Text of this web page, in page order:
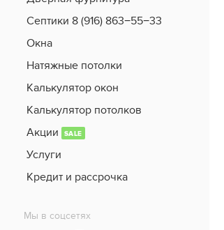
Септики 8 (916) 863−55−33
Окна
Натяжные потолки
Калькулятор окон
Калькулятор потолков
Акции
SALE
Услуги
Кредит и рассрочка
Мы в соцсетях